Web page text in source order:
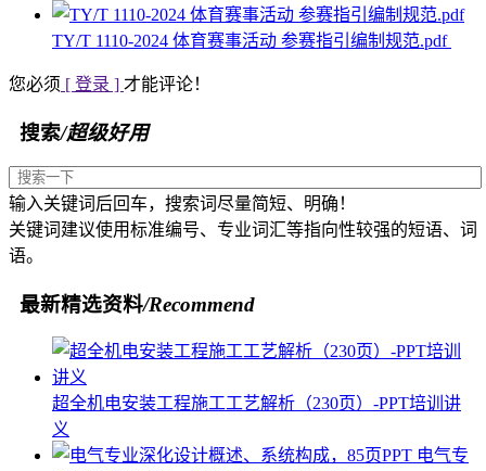
TY/T 1110-2024 体育赛事活动 参赛指引编制规范.pdf
您必须 [ 登录 ] 才能评论！
搜索/超级好用
输入关键词后回车，搜索词尽量简短、明确！
关键词建议使用标准编号、专业词汇等指向性较强的短语、词
语。
最新精选资料/Recommend
超全机电安装工程施工工艺解析（230页）-PPT培训讲
义
电气专